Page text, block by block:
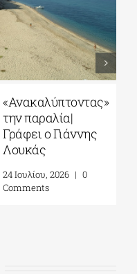
Το Ιόνιο του
αρχαίου κόσμου:
Ένα ταξίδι προς
την Ιθάκη| Γράφει
29 Ιουλίου, 2026